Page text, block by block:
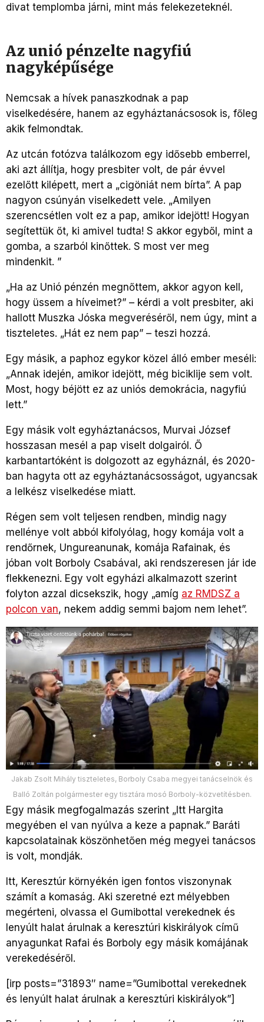
divat templomba járni, mint más felekezeteknél.
Az unió pénzelte nagyfiú
nagyképűsége
Nemcsak a hívek panaszkodnak a pap
viselkedésére, hanem az egyháztanácsosok is, főleg
akik felmondtak.
Az utcán fotózva találkozom egy idősebb emberrel,
aki azt állítja, hogy presbiter volt, de pár évvel
ezelőtt kilépett, mert a „cigöniát nem bírta”. A pap
nagyon csúnyán viselkedett vele. „Amilyen
szerencsétlen volt ez a pap, amikor idejött! Hogyan
segítettük őt, ki amivel tudta! S akkor egyből, mint a
gomba, a szarból kinőttek. S most ver meg
mindenkit. ”
„Ha az Unió pénzén megnőttem, akkor agyon kell,
hogy üssem a híveimet?” – kérdi a volt presbiter, aki
hallott Muszka Jóska megveréséről, nem úgy, mint a
tiszteletes. „Hát ez nem pap” – teszi hozzá.
Egy másik, a paphoz egykor közel álló ember meséli:
„Annak idején, amikor idejött, még biciklije sem volt.
Most, hogy béjött ez az uniós demokrácia, nagyfiú
lett.”
Egy másik volt egyháztanácsos, Murvai József
hosszasan mesél a pap viselt dolgairól. Ő
karbantartóként is dolgozott az egyháznál, és 2020-
ban hagyta ott az egyháztanácsosságot, ugyancsak
a lelkész viselkedése miatt.
Régen sem volt teljesen rendben, mindig nagy
mellénye volt abból kifolyólag, hogy komája volt a
rendőrnek, Ungureanunak, komája Rafainak, és
jóban volt Borboly Csabával, aki rendszeresen jár ide
flekkenezni. Egy volt egyházi alkalmazott szerint
folyton azzal dicsekszik, hogy „amíg az RMDSZ a
polcon van, nekem addig semmi bajom nem lehet”.
Jakab Zsolt Mihály tiszteletes, Borboly Csaba megyei tanácselnök és
Balló Zoltán polgármester egy tisztára mosó Borboly-közvetítésben.
Egy másik megfogalmazás szerint „Itt Hargita
megyében el van nyúlva a keze a papnak.” Baráti
kapcsolatainak köszönhetően még megyei tanácsos
is volt, mondják.
Itt, Keresztúr környékén igen fontos viszonynak
számít a komaság. Aki szeretné ezt mélyebben
megérteni, olvassa el Gumibottal verekednek és
lenyúlt halat árulnak a keresztúri kiskirályok című
anyagunkat Rafai és Borboly egy másik komájának
verekedéséről.
[irp posts=”31893″ name=”Gumibottal verekednek
és lenyúlt halat árulnak a keresztúri kiskirályok”]